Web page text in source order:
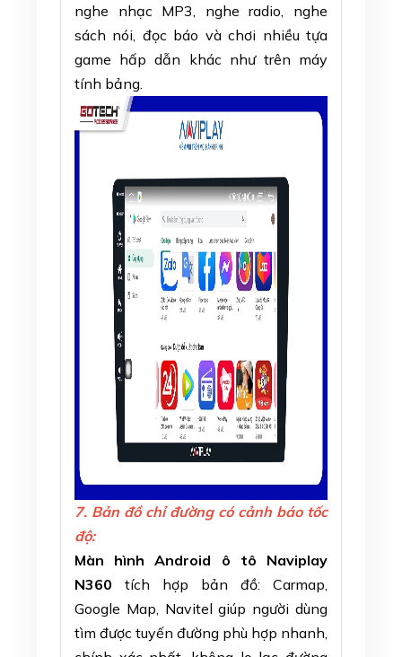
nghe nhạc MP3, nghe radio, nghe
sách nói, đọc báo và chơi nhiều tựa
game hấp dẫn khác như trên máy
tính bảng.
7. Bản đồ chỉ đường có cảnh báo tốc
độ:
Màn hình Android ô tô Naviplay
N360 tích hợp bản đồ: Carmap,
Google Map, Navitel giúp người dùng
tìm được tuyến đường phù hợp nhanh,